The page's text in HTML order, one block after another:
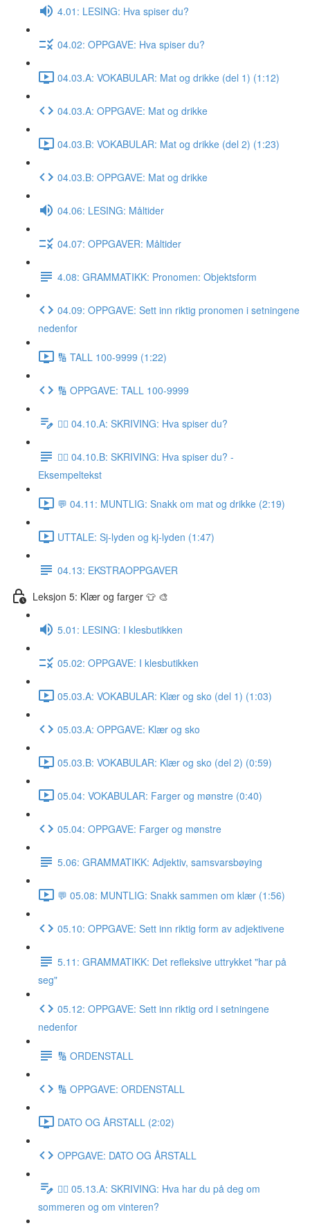
4.01: LESING: Hva spiser du?
04.02: OPPGAVE: Hva spiser du?
04.03.A: VOKABULAR: Mat og drikke (del 1) (1:12)
04.03.A: OPPGAVE: Mat og drikke
04.03.B: VOKABULAR: Mat og drikke (del 2) (1:23)
04.03.B: OPPGAVE: Mat og drikke
04.06: LESING: Måltider
04.07: OPPGAVER: Måltider
4.08: GRAMMATIKK: Pronomen: Objektsform
04.09: OPPGAVE: Sett inn riktig pronomen i setningene
nedenfor
🔢 TALL 100-9999 (1:22)
🔢 OPPGAVE: TALL 100-9999
✍🏼 04.10.A: SKRIVING: Hva spiser du?
✍🏼 04.10.B: SKRIVING: Hva spiser du? -
Eksempeltekst
💬 04.11: MUNTLIG: Snakk om mat og drikke (2:19)
UTTALE: Sj-lyden og kj-lyden (1:47)
04.13: EKSTRAOPPGAVER
Leksjon 5: Klær og farger 👕 🎨
5.01: LESING: I klesbutikken
05.02: OPPGAVE: I klesbutikken
05.03.A: VOKABULAR: Klær og sko (del 1) (1:03)
05.03.A: OPPGAVE: Klær og sko
05.03.B: VOKABULAR: Klær og sko (del 2) (0:59)
05.04: VOKABULAR: Farger og mønstre (0:40)
05.04: OPPGAVE: Farger og mønstre
5.06: GRAMMATIKK: Adjektiv, samsvarsbøying
💬 05.08: MUNTLIG: Snakk sammen om klær (1:56)
05.10: OPPGAVE: Sett inn riktig form av adjektivene
5.11: GRAMMATIKK: Det refleksive uttrykket "har på
seg"
05.12: OPPGAVE: Sett inn riktig ord i setningene
nedenfor
🔢 ORDENSTALL
🔢 OPPGAVE: ORDENSTALL
DATO OG ÅRSTALL (2:02)
OPPGAVE: DATO OG ÅRSTALL
✍🏼 05.13.A: SKRIVING: Hva har du på deg om
sommeren og om vinteren?